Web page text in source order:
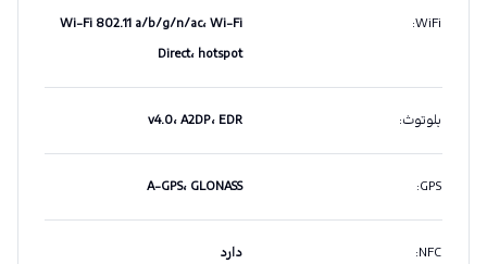
WiFi
:
Wi-Fi 802.11 a/b/g/n/ac، Wi-Fi
Direct، hotspot
بلوتوث: v4.0، A2DP، EDR
GPS
: A-GPS، GLONASS
NFC
: دارد